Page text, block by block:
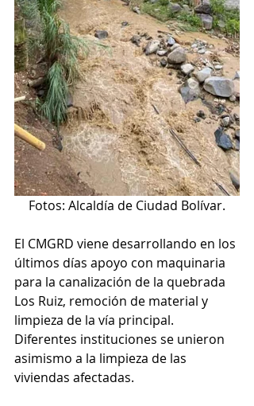
Fotos: Alcaldía de Ciudad Bolívar.
El CMGRD viene desarrollando en los
últimos días apoyo con maquinaria
para la canalización de la quebrada
Los Ruiz, remoción de material y
limpieza de la vía principal.
Diferentes instituciones se unieron
asimismo a la limpieza de las
viviendas afectadas.